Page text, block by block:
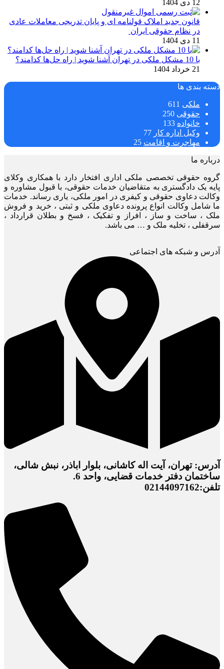
12 دی 1404
قانون جدید املاک قولنامه ای و پایان تدریجی معاملات عادی
در نظام حقوقی ایران
11 دی 1404
با 10 مشکل ملکی در تهران آشنا شوید | راه حل‌ها کدامند؟
21 خرداد 1404
دسته بندی ها
ملکی 611
حقوقی 250
خانواده 133
وکیل اداره کار 77
مهاجرت و اقامت 25
درباره ما
گروه حقوقی تخصصی ملکی اداری افتخار دارد با همکاری وکلای
پایه یک دادگستری به متقاضیان خدمات حقوقی، با قبول مشاوره و
وکالت دعاوی حقوقی و کیفری در امور ملکی، یاری رساند. خدمات
ما شامل وکالت انواع پرونده دعاوی ملکی و ثبتی ، خرید و فروش
ملک ، ساخت و ساز ، افراز و تفکیک ، فسخ و بطلان قرارداد ،
سرقفلی ، تخلیه ملک و … می باشد.
آدرس و شبکه های اجتماعی
آدرس: تهران، آیت اله کاشانی، بلوار اباذر، نبش شالی،
ساختمان دفتر خدمات قضایی، واحد 6.
تلفن:02144097162